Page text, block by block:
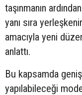
taşınmanın
yanı sıra
amacıyla yeni
anlattı.
Bu kapsamda geniş
yapılabileceği